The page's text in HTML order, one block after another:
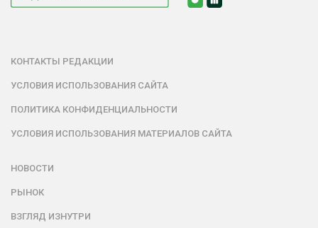
КОНТАКТЫ РЕДАКЦИИ
УСЛОВИЯ ИСПОЛЬЗОВАНИЯ САЙТА
ПОЛИТИКА КОНФИДЕНЦИАЛЬНОСТИ
УСЛОВИЯ ИСПОЛЬЗОВАНИЯ МАТЕРИАЛОВ САЙТА
НОВОСТИ
РЫНОК
ВЗГЛЯД ИЗНУТРИ